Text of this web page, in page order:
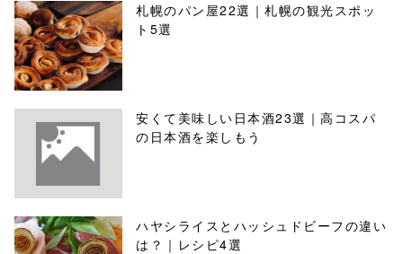
札幌のパン屋22選｜札幌の観光スポッ
ト5選
安くて美味しい日本酒23選｜高コスパ
の日本酒を楽しもう
ハヤシライスとハッシュドビーフの違い
は？｜レシピ4選